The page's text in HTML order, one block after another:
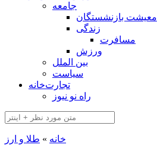
جامعه
معیشت بازنشستگان
زندگی
مسافرت
ورزش
بین الملل
سیاست
تجارت‌خانه
راه نو نیوز
خانه » طلا و ارز